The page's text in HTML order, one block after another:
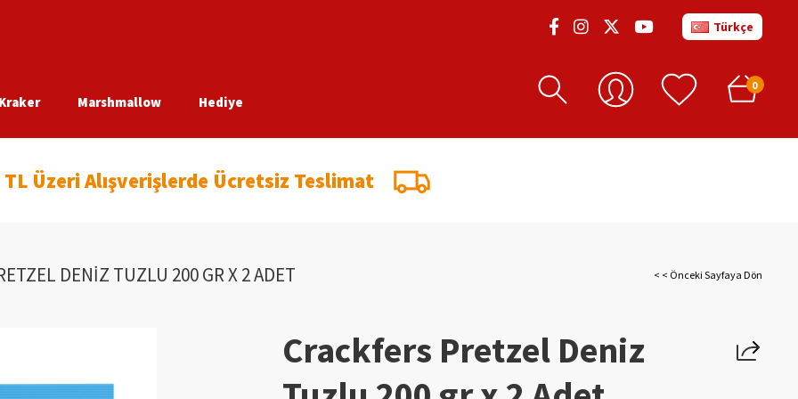
Türkçe
0
Marshmallow Hediye
TL Üzeri Alışverişlerde Ücretsiz Teslimat
DENIZ TUZLU 200 GR X 2 ADET < < Önceki Sayfaya Dön
Crackfers Pretzel Deniz